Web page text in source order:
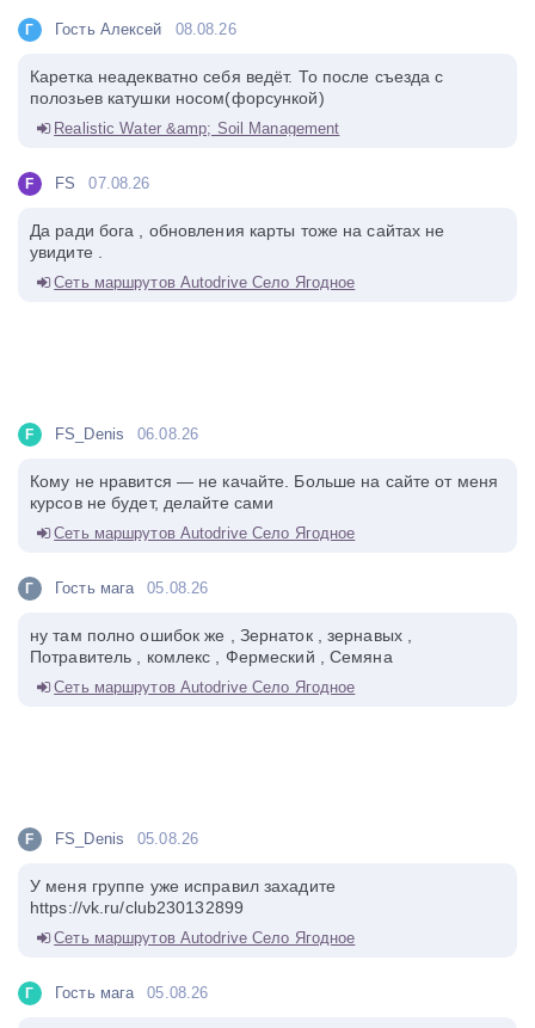
Г Гость Алексей 08.08.26
Каретка неадекватно себя ведёт. То после съезда с
полозьев катушки носом(форсункой)
Realistic Water &amp; Soil Management
F FS 07.08.26
Да ради бога , обновления карты тоже на сайтах не
увидите .
Сеть маршрутов Autodrive Село Ягодное
F FS_Denis 06.08.26
Кому не нравится — не качайте. Больше на сайте от меня
курсов не будет, делайте сами
Сеть маршрутов Autodrive Село Ягодное
Г Гость мага 05.08.26
ну там полно ошибок же , Зернаток , зернавых ,
Потравитель , комлекс , Фермеский , Семяна
Сеть маршрутов Autodrive Село Ягодное
F FS_Denis 05.08.26
У меня группе уже исправил захадите
https://vk.ru/club230132899
Сеть маршрутов Autodrive Село Ягодное
Г Гость мага 05.08.26